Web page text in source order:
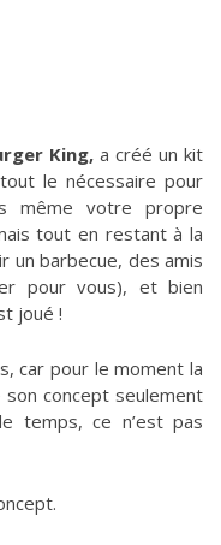
King, a créé un kit
le nécessaire pour
même votre propre
tout en restant à la
un barbecue, des amis
pour vous), et bien
joué !
car pour le moment la
son concept seulement
temps, ce n’est pas